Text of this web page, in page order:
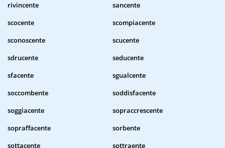
rivincente
sancente
scocente
scompiacente
sconoscente
scucente
sdrucente
seducente
sfacente
sgualcente
soccombente
soddisfacente
soggiacente
sopraccrescente
sopraffacente
sorbente
sottacente
sottraente